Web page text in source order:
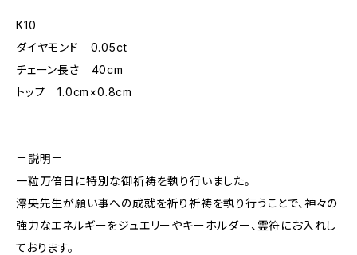
K10
ダイヤモンド 0.05ct
チェーン長さ 40cm
トップ 1.0cm×0.8cm
＝説明＝
一粒万倍日に特別な御祈祷を執り行いました。
澪央先生が願い事への成就を祈り祈祷を執り行うことで、神々の
強力なエネルギーをジュエリーやキーホルダー、霊符にお入れし
ております。